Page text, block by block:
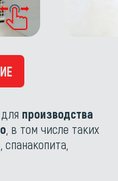
производства
, в том числе таких